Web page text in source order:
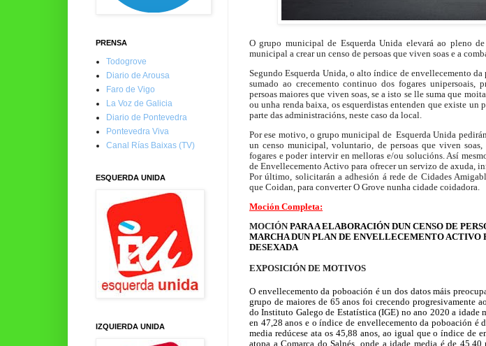
O grupo municipal de Esquerda Unida elevará ao pleno
municipal a crear un censo de persoas que viven soas e a
Segundo Esquerda Unida, o alto índice de envellecemento
sumado ao crecemento continuo dos fogares unipersoais,
persoas maiores que viven soas, se a isto se lle suma que
ou unha renda baixa, os esquerdistas entenden que existe
parte das administracións, neste caso da local.
Por ese motivo, o grupo municipal de Esquerda Unida
un censo municipal, voluntario, de persoas que viven
fogares e poder intervir en melloras e/ou solucións. Así
de Envellecemento Activo para ofrecer un servizo de axuda,
Por último, solicitarán a adhesión á rede de Cidades
que Coidan, para converter O Grove nunha cidade coidadora.
Moción Completa:
MOCIÓN PARA A ELABORACIÓN DUN CENSO DE
MARCHA DUN PLAN DE ENVELLECEMENTO ACTIVO
DESEXADA
EXPOSICIÓN DE MOTIVOS
O envellecemento da poboación é un dos datos máis
grupo de maiores de 65 anos foi crecendo progresivamente
do Instituto Galego de Estatística (IGE) no ano 2020 a idade
en 47,28 anos e o índice de envellecemento da poboación é
media redúcese ata os 45,88 anos, ao igual que o índice de
atopa a Comarca do Salnés, onde a idade media é de
PRENSA
Todogrove
Diario de Arousa
Faro de Vigo
La Voz de Galicia
Diario de Pontevedra
Pontevedra Viva
Canal Rías Baixas (TV)
ESQUERDA UNIDA
IZQUIERDA UNIDA